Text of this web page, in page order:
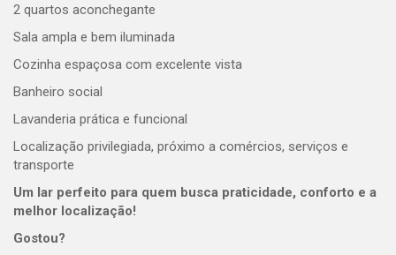
2 quartos aconchegante
Sala ampla e bem iluminada
Cozinha espaçosa com excelente vista
Banheiro social
Lavanderia prática e funcional
Localização privilegiada, próximo a comércios, serviços e
transporte
Um lar perfeito para quem busca praticidade, conforto e a
melhor localização!
Gostou?